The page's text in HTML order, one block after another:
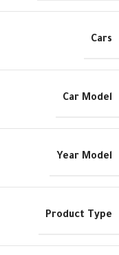
Cars
Car Model
Year Model
Product Type